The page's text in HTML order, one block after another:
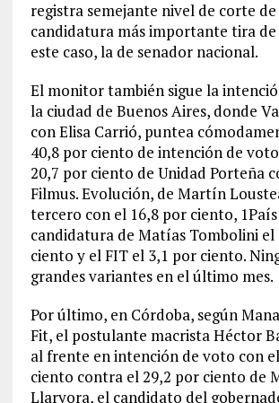
registra semejante nivel de corte
candidatura más importante tira de
este caso, la de senador nacional.
El monitor también sigue la
la ciudad de Buenos Aires, donde
con Elisa Carrió, puntea
40,8 por ciento de intención de
20,7 por ciento de Unidad Porteña
Filmus. Evolución, de Martín
tercero con el 16,8 por ciento,
candidatura de Matías Tombolini el
ciento y el FIT el 3,1 por ciento.
grandes variantes en el último mes.
Por último, en Córdoba, según
Fit, el postulante macrista Héctor
al frente en intención de voto con
ciento contra el 29,2 por ciento de
Llaryora, el candidato del